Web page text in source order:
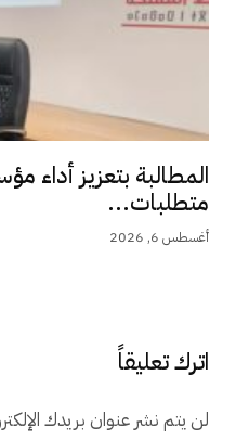
المطالبة بتعزيز أداء
متطلبات...
أغسطس 6, 2026
اترك تعليقاً
لن يتم نشر عنوان بريدك